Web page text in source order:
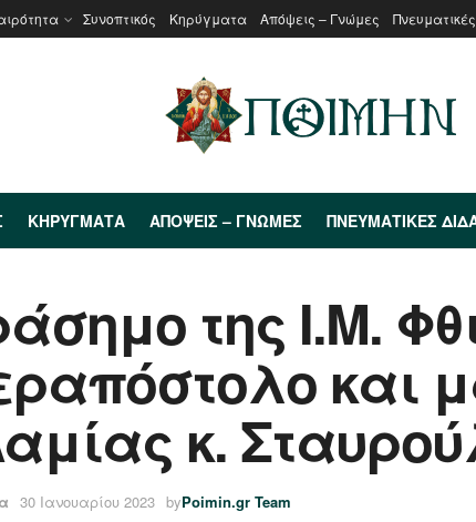
Συνοπτικός Κηρύγματα Απόψεις – Γνώμες
ΚΗΡΎΓΜΑΤΑ ΑΠΌΨΕΙΣ – ΓΝΏΜΕΣ ΠΝΕΥΜΑΤΙΚΈΣ
της Ι.Μ.
κ.
30 Ιανουαρίου 2023 byPoimin.gr Team